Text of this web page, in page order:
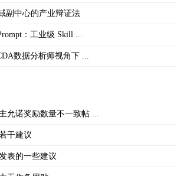
副中心的产业辩证法
：工业级 Skill ...
数据分析师视角下 ...
允诺奖励数量不一致帖 ...
干建议
表的一些建议